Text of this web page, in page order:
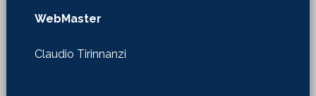
WebMaster
Claudio Tirinnanzi